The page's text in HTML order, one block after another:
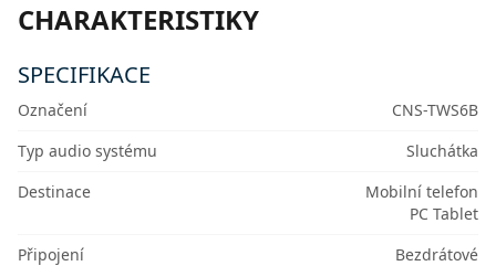
CHARAKTERISTIKY
SPECIFIKACE
Označení
CNS-TWS6B
Typ audio systému
Sluchátka
Destinace
Mobilní telefon
PC Tablet
Připojení
Bezdrátové